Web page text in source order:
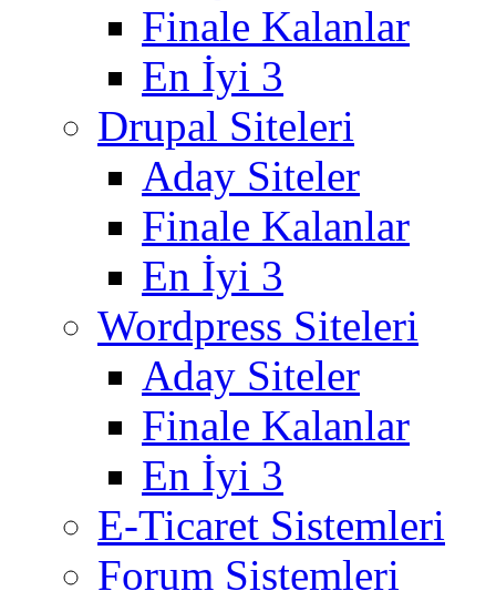
Finale Kalanlar
En İyi 3
Drupal Siteleri
Aday Siteler
Finale Kalanlar
En İyi 3
Wordpress Siteleri
Aday Siteler
Finale Kalanlar
En İyi 3
E-Ticaret Sistemleri
Forum Sistemleri